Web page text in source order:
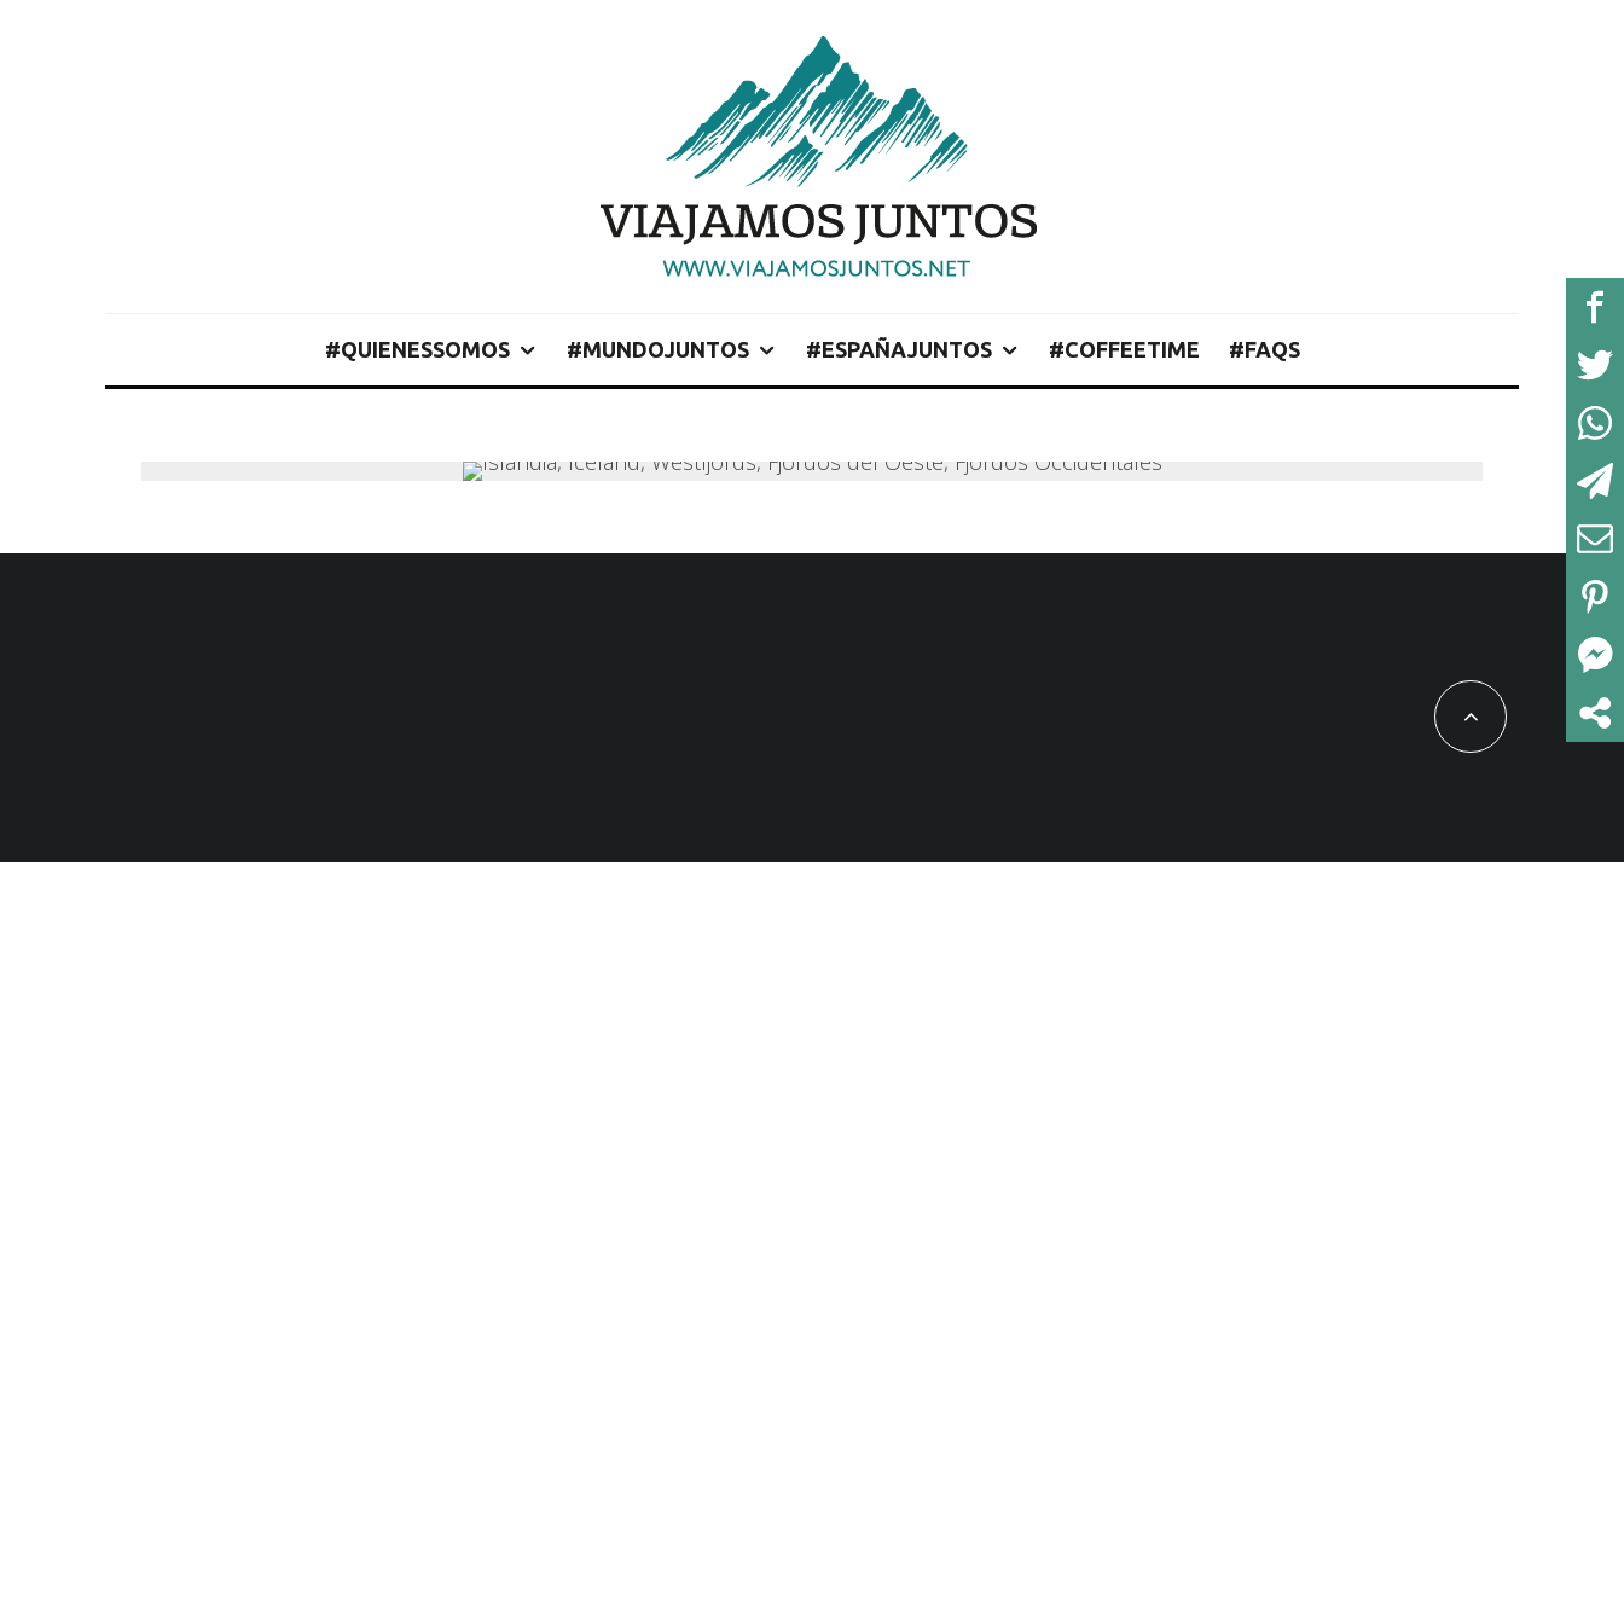
#QUIENESSOMOS #MUNDOJUNTOS #ESPAÑAJUNTOS #COFFEETIME #FAQS